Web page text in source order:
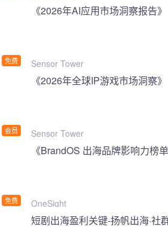
免费
《2026年AI应用市场洞察报告》
Sensor Tower
会员
《2026年全球IP游戏市场洞察》
Sensor Tower
免费
《BrandOS 出海品牌影响力榜
OneSight
短剧出海盈利关键-扬帆出海·社